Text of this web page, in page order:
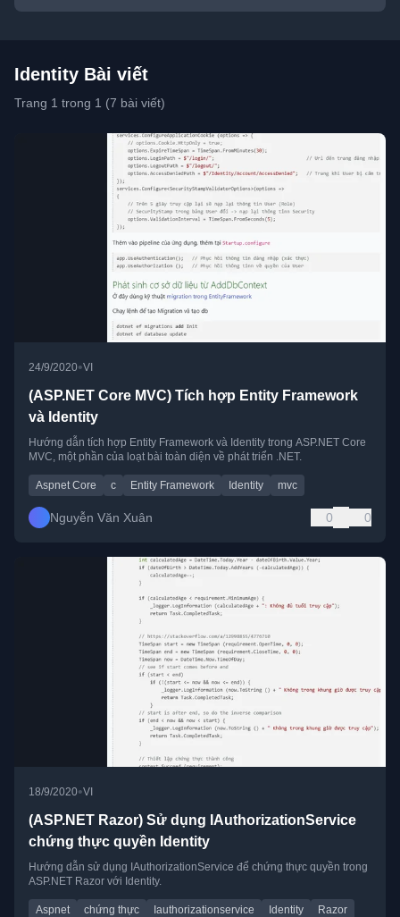
Identity Bài viết
Trang 1 trong 1 (7 bài viết)
24/9/2020•VI
(ASP.NET Core MVC) Tích hợp Entity Framework
và Identity
Hướng dẫn tích hợp Entity Framework và Identity trong ASP.NET Core
MVC, một phần của loạt bài toàn diện về phát triển .NET.
Aspnet Core c Entity Framework Identity mvc
Nguyễn Văn Xuân 0 0
18/9/2020•VI
(ASP.NET Razor) Sử dụng IAuthorizationService
chứng thực quyền Identity
Hướng dẫn sử dụng IAuthorizationService để chứng thực quyền trong
ASP.NET Razor với Identity.
Aspnet chứng thực Iauthorizationservice Identity Razor